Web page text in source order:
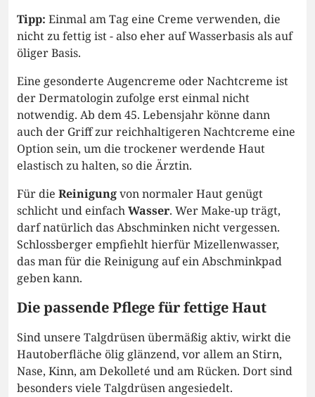
Tipp: Einmal am Tag eine Creme verwenden, die
nicht zu fettig ist - also eher auf Wasserbasis als auf
öliger Basis.
Eine gesonderte Augencreme oder Nachtcreme ist
der Dermatologin zufolge erst einmal nicht
notwendig. Ab dem 45. Lebensjahr könne dann
auch der Griff zur reichhaltigeren Nachtcreme eine
Option sein, um die trockener werdende Haut
elastisch zu halten, so die Ärztin.
Für die Reinigungvon normaler Haut genügt
schlicht und einfachWasser. Wer Make-up trägt,
darf natürlich das Abschminken nicht vergessen.
Schlossberger empfiehlt hierfür Mizellenwasser,
das man für die Reinigung auf ein Abschminkpad
geben kann.
Die passende Pflege für fettige Haut
Sind unsere Talgdrüsen übermäßig aktiv, wirkt die
Hautoberfläche ölig glänzend, vor allem an Stirn,
Nase, Kinn, am Dekolleté und am Rücken. Dort sind
besonders viele Talgdrüsen angesiedelt.